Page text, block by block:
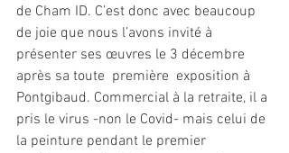
de Cham ID. C’est donc avec beaucoup
de joie que nous l’avons invité à
présenter ses œuvres le 3 décembre
après sa toute  première  exposition à
Pontgibaud. Commercial à la retraite, il a
pris le virus -non le Covid- mais celui de
la peinture pendant le premier